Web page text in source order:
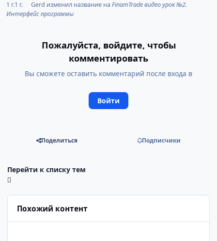
1 г.1 г. Gerd изменил название на FinamTrade видео урок №2.
Интерфейс программы
Пожалуйста, войдите, чтобы
комментировать
Вы сможете оставить комментарий после входа в
Войти
Поделиться Подписчики
Перейти к списку тем
Похожий контент